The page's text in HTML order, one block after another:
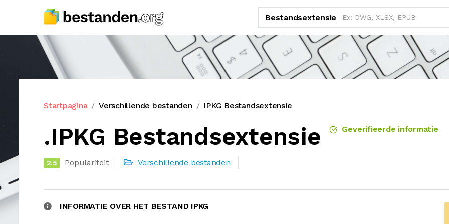
Bestandsextensie
Startpagina Verschillende bestanden IPKG Bestandsextensie
.IPKG Bestandsextensie Geverifieerde informatie
2.5 Populariteit Verschillende bestanden
INFORMATIE OVER HET BESTAND IPKG